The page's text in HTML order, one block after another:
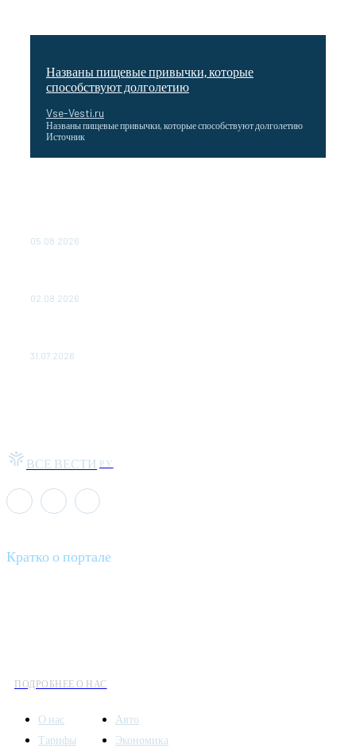
Названы пищевые привычки, которые
способствуют долголетию
Vse-Vesti.ru
Названы пищевые привычки, которые способствуют долголетию
Источник
05.08.2026
02.08.2026
31.07.2026
ВСЕ ВЕСТИ РУ
Кратко о портале
ПОДРОБНЕЕ О НАС
О нас
Тарифы
Авто
Экономика